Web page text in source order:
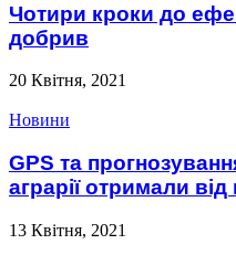
Чотири кроки до
добрив
20 Квітня, 2021
Новини
GPS та
аграрії отримали від
13 Квітня, 2021